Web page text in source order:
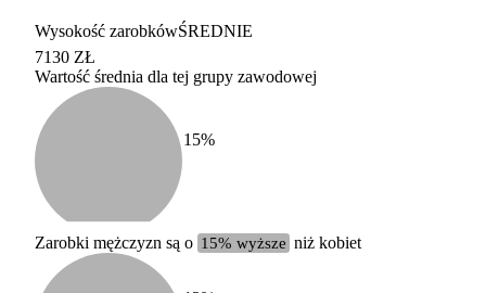
Etykieta
duży
100-200 tysięcy
Wysokość zarobkówŚREDNIE
7130 ZŁ
Wartość średnia dla tej grupy zawodowej
15%
Zarobki mężczyzn są o 15% wyższe niż kobiet